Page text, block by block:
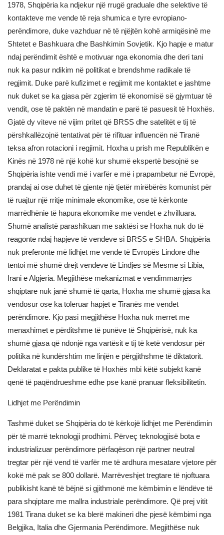
1978, Shqipëria ka ndjekur një rrugë graduale dhe selektive të
kontakteve me vende të reja shumica e tyre evropiano-
perëndimore, duke vazhduar në të njëjtën kohë armiqësinë me
Shtetet e Bashkuara dhe Bashkimin Sovjetik. Kjo hapje e matur
ndaj perëndimit është e motivuar nga ekonomia dhe deri tani
nuk ka pasur ndikim në politikat e brendshme radikale të
regjimit. Duke parë kufizimet e regjimit me kontaktet e jashtme
nuk duket se ka gjasa për zgjerim të ekonomisë së gjymtuar të
vendit, ose të paktën në mandatin e parë të pasuesit të Hoxhës.
Gjatë dy viteve në vijim pritet që BRSS dhe satelitët e tij të
përshkallëzojnë tentativat për të rifituar influencën në Tiranë
teksa afron rotacioni i regjimit. Hoxha u prish me Republikën e
Kinës në 1978 në një kohë kur shumë ekspertë besojnë se
Shqipëria ishte vendi më i varfër e më i prapambetur në Evropë,
prandaj ai ose duhet të gjente një tjetër mirëbërës komunist për
të ruajtur një rritje minimale ekonomike, ose të kërkonte
marrëdhënie të hapura ekonomike me vendet e zhvilluara.
Shumë analistë parashikuan me saktësi se Hoxha nuk do të
reagonte ndaj hapjeve të vendeve si BRSS e SHBA. Shqipëria
nuk preferonte më lidhjet me vende të Evropës Lindore dhe
tentoi më shumë drejt vendeve të Lindjes së Mesme si Libia,
Irani e Algjeria. Megjithëse mekanizmat e vendimmarrjes
shqiptare nuk janë shumë të qarta, Hoxha me shumë gjasa ka
vendosur ose ka toleruar hapjet e Tiranës me vendet
perëndimore. Kjo pasi megjithëse Hoxha nuk merret me
menaxhimet e përditshme të punëve të Shqipërisë, nuk ka
shumë gjasa që ndonjë nga vartësit e tij të ketë vendosur për
politika në kundërshtim me linjën e përgjithshme të diktatorit.
Deklaratat e pakta publike të Hoxhës mbi këtë subjekt kanë
qenë të paqëndrueshme edhe pse kanë pranuar fleksibilitetin.
Lidhjet me Perëndimin
Tashmë duket se Shqipëria do të kërkojë lidhjet me Perëndimin
për të marrë teknologji prodhimi. Përveç teknologjisë bota e
industrializuar perëndimore përfaqëson një partner neutral
tregtar për një vend të varfër me të ardhura mesatare vjetore për
kokë më pak se 800 dollarë. Marrëveshjet tregtare të njoftuara
publikisht kanë të bëjnë si gjithmonë me këmbimin e lëndëve të
para shqiptare me mallra industriale perëndimore. Që prej vitit
1981 Tirana duket se ka blerë makineri dhe pjesë këmbimi nga
Belgjika, Italia dhe Gjermania Perëndimore. Megjithëse nuk